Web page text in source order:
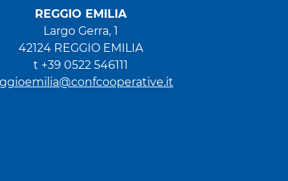
REGGIO EMILIA
Largo Gerra, 1
42124 REGGIO EMILIA
t +39 0522 546111